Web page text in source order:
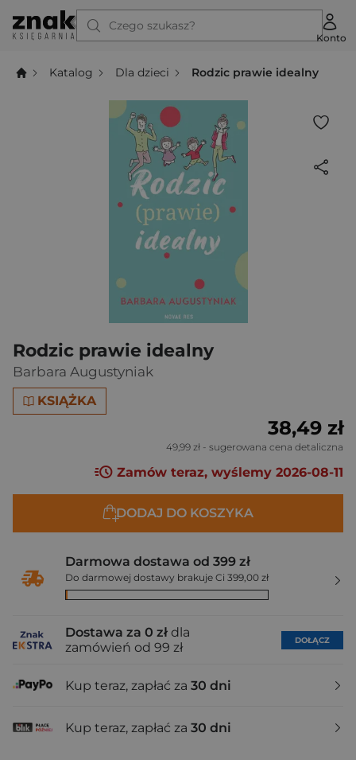
Czego szukasz?
Konto
Katalog Dla dzieci Rodzic prawie idealny
Rodzic prawie idealny
Barbara Augustyniak
KSIĄŻKA
38,49 zł
49,99 zł - sugerowana cena detaliczna
Zamów teraz, wyślemy 2026-08-11
DODAJ DO KOSZYKA
Darmowa dostawa od 399 zł
Do darmowej dostawy brakuje Ci 399,00 zł
Dostawa za 0 zł dla
zamówień od 99 zł
DOŁĄCZ
Kup teraz, zapłać za 30 dni
Kup teraz, zapłać za 30 dni